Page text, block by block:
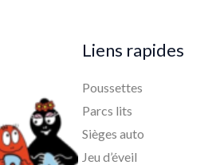
Liens rapides
Poussettes
Parcs lits
Sièges auto
Jeu d’éveil